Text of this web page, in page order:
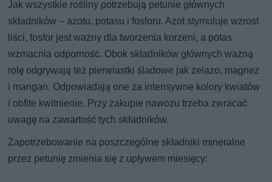
Jak wszystkie rośliny potrzebują petunie głównych
składników – azotu, potasu i fosforu. Azot stymuluje wzrost
liści, fosfor jest ważny dla tworzenia korzeni, a potas
wzmacnia odporność. Obok składników głównych ważną
rolę odgrywają też pierwiastki śladowe jak żelazo, magnez
i mangan. Odpowiadają one za intensywne kolory kwiatów
i obfite kwitnienie. Przy zakupie nawozu trzeba zwracać
uwagę na zawartość tych składników.
Zapotrzebowanie na poszczególne składniki mineralne
przez petunię zmienia się z upływem miesięcy: